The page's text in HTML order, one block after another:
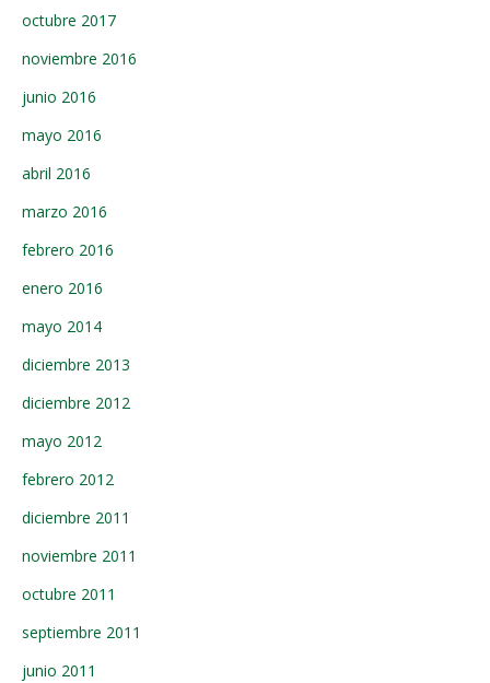
octubre 2017
noviembre 2016
junio 2016
mayo 2016
abril 2016
marzo 2016
febrero 2016
enero 2016
mayo 2014
diciembre 2013
diciembre 2012
mayo 2012
febrero 2012
diciembre 2011
noviembre 2011
octubre 2011
septiembre 2011
junio 2011